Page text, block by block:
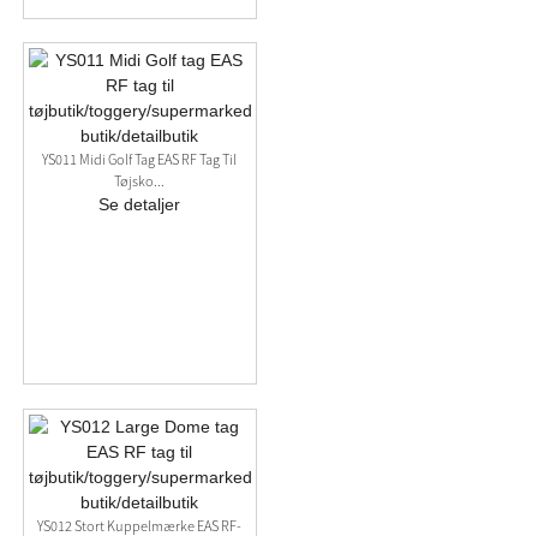
YS011 Midi Golf Tag EAS RF Tag Til
Tøjsko...
Se detaljer
YS012 Stort Kuppelmærke EAS RF-